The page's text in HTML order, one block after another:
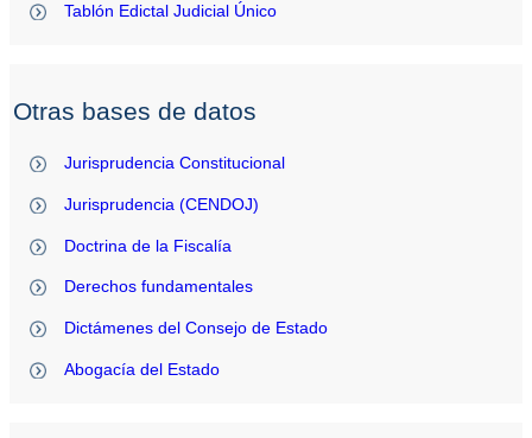
Tablón Edictal Judicial Único
Otras bases de datos
Jurisprudencia Constitucional
Jurisprudencia (CENDOJ)
Doctrina de la Fiscalía
Derechos fundamentales
Dictámenes del Consejo de Estado
Abogacía del Estado